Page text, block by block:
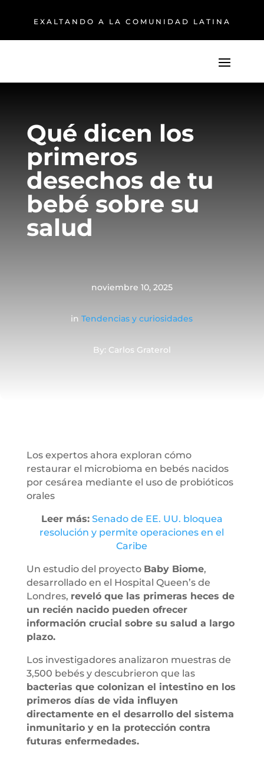
EXALTANDO A LA COMUNIDAD LATINA
Qué dicen los
primeros
desechos de tu
bebé sobre su
salud
noviembre 10, 2025
inTendencias y curiosidades
By: Carlos Graterol
Los expertos ahora exploran cómo
restaurar el microbioma en bebés nacidos
por cesárea mediante el uso de probióticos
orales
Leer más: Senado de EE. UU. bloquea
resolución y permite operaciones en el
Caribe
Un estudio del proyecto Baby Biome,
desarrollado en el Hospital Queen’s de
Londres, reveló que las primeras heces de
un recién nacido pueden ofrecer
información crucial sobre su salud a largo
plazo.
Los investigadores analizaron muestras de
3,500 bebés y descubrieron que las
bacterias que colonizan el intestino en los
primeros días de vida influyen
directamente en el desarrollo del sistema
inmunitario y en la protección contra
futuras enfermedades.